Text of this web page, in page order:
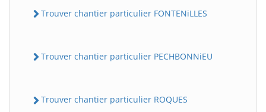
Trouver chantier particulier FONTENiLLES
Trouver chantier particulier PECHBONNiEU
Trouver chantier particulier ROQUES